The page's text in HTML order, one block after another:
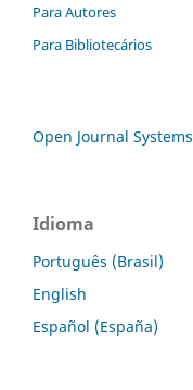
Para Autores
Para Bibliotecários
Open Journal Systems
Idioma
Português (Brasil)
English
Español (España)